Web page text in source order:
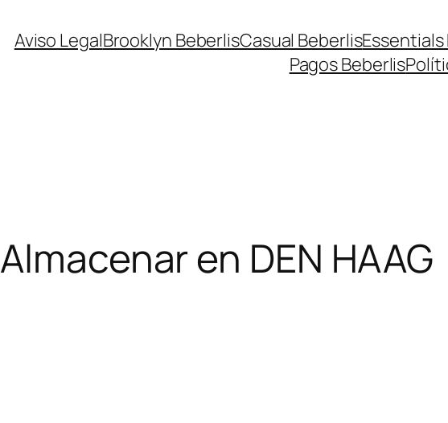
Aviso LegalBrooklyn BeberlisCasual Beberlis
Pagos Beberlis
Almacenar en DEN HAAG